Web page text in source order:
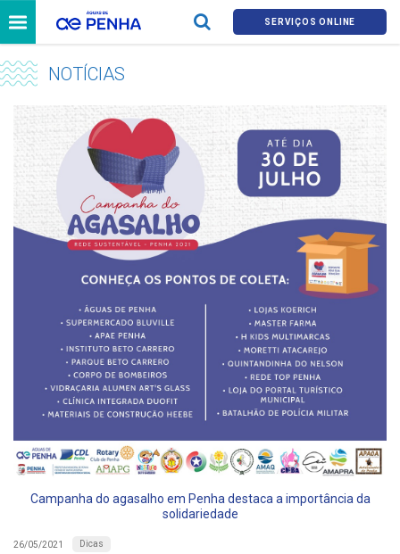
SERVIÇOS ONLINE
NOTÍCIAS
Campanha do agasalho em Penha destaca a importância da
solidariedade
26/05/2021 Dicas